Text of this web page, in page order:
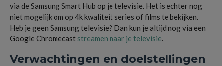
via de Samsung Smart Hub op je televisie. Het is echter nog
niet mogelijk om op 4k kwaliteit series of films te bekijken.
Heb je geen Samsung televisie? Dan kun je altijd nog via een
Google Chromecast streamen naar je televisie
Verwachtingen en doelstellingen